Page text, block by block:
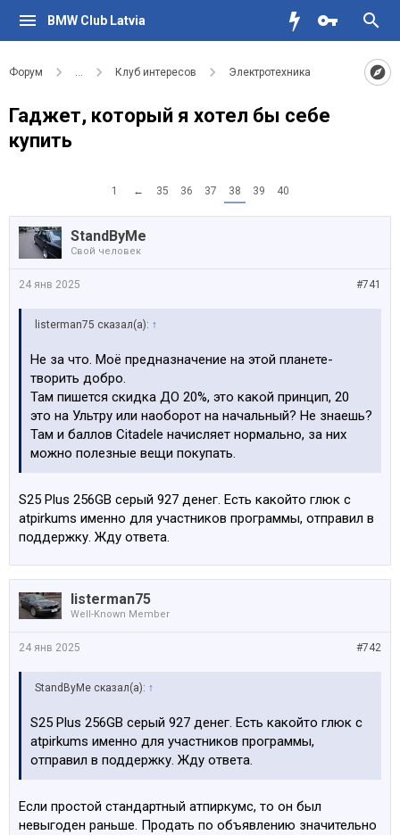
BMW Club Latvia
Форум ... Клуб интересов Электротехника
Гаджет, который я хотел бы себе
купить
1 ← 35 36 37 38 39 40
StandByMe
Свой человек
#741
24 янв 2025
listerman75 сказал(а): ↑
Не за что. Моё предназначение на этой планете-
творить добро.
Там пишется скидка ДО 20%, это какой принцип, 20
это на Ультру или наоборот на начальный? Не знаешь?
Там и баллов Citadele начисляет нормально, за них
можно полезные вещи покупать.
S25 Plus 256GB серый 927 денег. Есть какойто глюк с
atpirkums именно для участников программы, отправил в
поддержку. Жду ответа.
listerman75
Well-Known Member
#742
24 янв 2025
StandByMe сказал(а): ↑
S25 Plus 256GB серый 927 денег. Есть какойто глюк с
atpirkums именно для участников программы,
отправил в поддержку. Жду ответа.
Если простой стандартный атпиркумс, то он был
невыгоден раньше. Продать по объявлению значительно